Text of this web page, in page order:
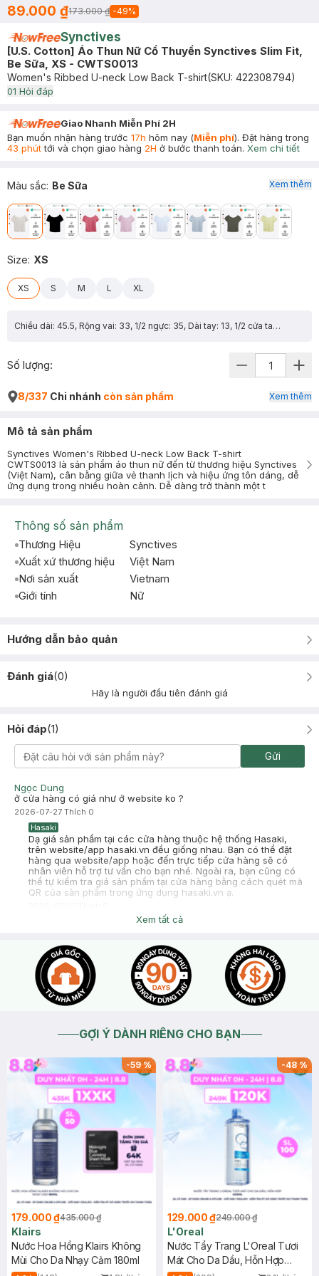
89.000 ₫173.000 ₫ -49%
Synctives
[U.S. Cotton] Áo Thun Nữ Cổ Thuyền Synctives Slim Fit,
Be Sữa, XS - CWTS0013
Women's Ribbed U-neck Low Back T-shirt(SKU: 422308794)
01 Hỏi đáp
Giao Nhanh Miễn Phí 2H
Bạn muốn nhận hàng trước 17h hôm nay (Miễn phí). Đặt hàng trong
43 phúttới và chọn giao hàng 2H ở bước thanh toán. Xem chi tiết
Màu sắc: Be Sữa
Size: XS
XS S M L XL
Chiều dài: 45.5, Rộng vai: 33, 1/2 ngực: 35, Dài tay: 13, 1/2 cửa tay: 11.5
Xem thêm
Số lượng:
8/337 Chi nhánh còn sản phẩm Xem thêm
Mô tả sản phẩm
Synctives Women's Ribbed U-neck Low Back T-shirt
CWTS0013 là sản phẩm áo thun nữ đến từ thương hiệu Synctives
(Việt Nam), cân bằng giữa vẻ thanh lịch và hiệu ứng tôn dáng, dễ
ứng dụng trong nhiều hoàn cảnh. Dễ dàng trở thành một t
Thông số sản phẩm
Thương Hiệu
Synctives
Xuất xứ thương hiệu
Việt Nam
Nơi sản xuất
Vietnam
Giới tính
Nữ
Hướng dẫn bảo quản
Đánh giá(0)
Hãy là người đầu tiên đánh giá
Hỏi đáp(1)
Gửi
Ngọc Dung
ở cửa hàng có giá như ở website ko ?
2026-07-27 Thích 0
Hasaki
Dạ giá sản phẩm tại các cửa hàng thuộc hệ thống Hasaki,
trên website/app hasaki.vn đều giống nhau. Bạn có thể đặt
hàng qua website/app hoặc đến trực tiếp cửa hàng sẽ có
nhân viên hỗ trợ tư vấn cho bạn nhé. Ngoài ra, bạn cũng có
thể tự kiểm tra giá sản phẩm tại cửa hàng bằng cách quét mã
QR của sản phẩm trong ứng dụng hasaki.vn ạ.
Xem tất cả
GỢI Ý DÀNH RIÊNG CHO BẠN
-59%
179.000 ₫435.000 ₫
Klairs
Nước Hoa Hồng Klairs Không
Mùi Cho Da Nhạy Cảm 180ml
-48%
129.000 ₫249.000 ₫
L'Oreal
Nước Tẩy Trang L'Oreal Tươi
Mát Cho Da Dầu, Hỗn Hợp